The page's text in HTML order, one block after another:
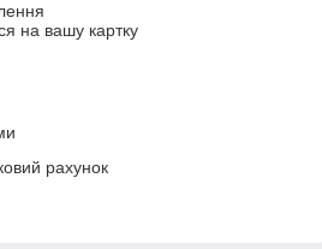
на вашу картку
рахунок